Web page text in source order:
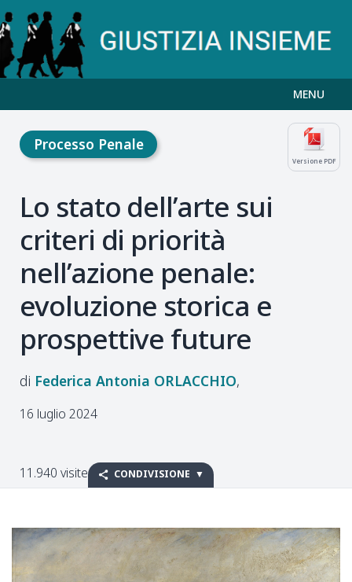
MENU
Versione PDF
Processo Penale
Lo stato dell’arte sui
criteri di priorità
nell’azione penale:
evoluzione storica e
prospettive future
Federica Antonia ORLACCHIO
16 luglio 2024
11.940 visite CONDIVISIONE